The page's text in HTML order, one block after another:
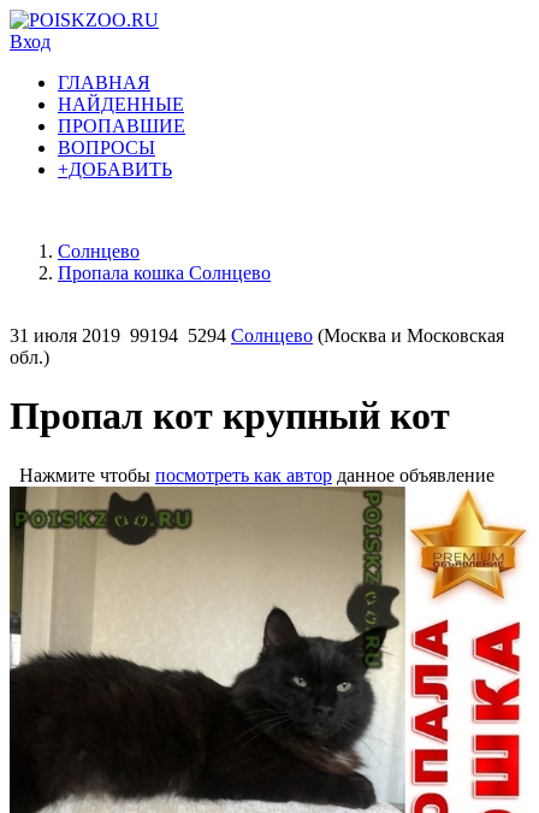
Вход
ГЛАВНАЯ
НАЙДЕННЫЕ
ПРОПАВШИЕ
ВОПРОСЫ
+ДОБАВИТЬ
Солнцево
Пропала кошка Солнцево
31 июля 2019 99194 5294 Солнцево (Москва и Московская
обл.)
Пропал кот крупный кот
Нажмите чтобы посмотреть как автор данное объявление